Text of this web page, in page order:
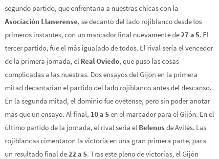
segundo partido, que enfrentaría a nuestras chicas con la
Asociación Llanerense, se decantó del lado rojiblanco desde los
primeros instantes, con un marcador final nuevamente de27 a 5. El
tercer partido, fue el más igualado de todos. El rival sería el vencedor
de la primera jornada, el Real Oviedo, que puso las cosas
complicadas a las nuestras. Dos ensayos del Gijón en la primera
mitad decantarían el partido del lado rojiblanco antes del descanso.
En la segunda mitad, el dominio fue ovetense, pero sin poder anotar
más que un ensayo. Al final, 10 a 5 en el marcador para el Gijón. En el
último partido de la jornada, el rival sería el Belenos de Avilés. Las
rojiblancas cimentaron la victoria en una gran primera parte, para
un resultado final de22 a 5. Tras este pleno de victorias, el Gijón